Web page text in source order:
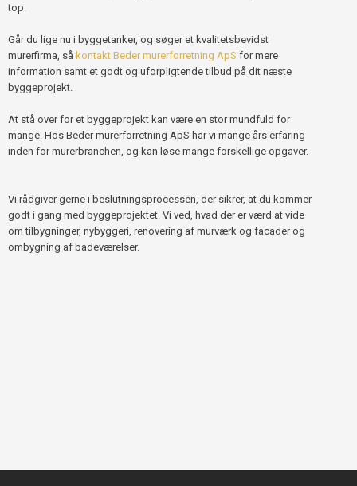
top.
Går du lige nu i byggetanker, og søger et kvalitetsbevidst
murerfirma, så kontakt Beder murerforretning ApS for mere
information samt et godt og uforpligtende tilbud på dit næste
byggeprojekt.​​​
​At stå over for et byggeprojekt kan være en stor mundfuld for
mange. Hos Beder murerforretning ApS har vi mange års erfaring
inden for murerbranchen, og kan løse mange forskellige opgaver.
Vi rådgiver gerne i beslutningsprocessen, der sikrer, at du kommer
godt i gang med byggeprojektet. Vi ved, hvad der er værd at vide
om tilbygninger, nybyggeri, renovering af murværk og facader og
ombygning af badeværelser.​